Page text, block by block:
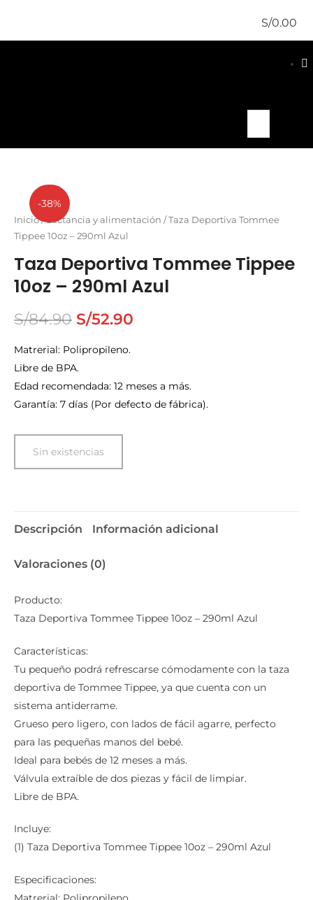
S/0.00
-38%
Inicio/Lactancia y alimentación / Taza Deportiva Tommee
Tippee 10oz – 290ml Azul
Taza Deportiva Tommee Tippee
10oz – 290ml Azul
S/84.90 S/52.90
Matrerial: Polipropileno.
Libre de BPA.
Edad recomendada: 12 meses a más.
Garantía: 7 días (Por defecto de fábrica).
Sin existencias
Descripción Información adicional
Valoraciones (0)
Producto:
Taza Deportiva Tommee Tippee 10oz – 290ml Azul
Características:
Tu pequeño podrá refrescarse cómodamente con la taza
deportiva de Tommee Tippee, ya que cuenta con un
sistema antiderrame.
Grueso pero ligero, con lados de fácil agarre, perfecto
para las pequeñas manos del bebé.
Ideal para bebés de 12 meses a más.
Válvula extraíble de dos piezas y fácil de limpiar.
Libre de BPA.
Incluye:
(1) Taza Deportiva Tommee Tippee 10oz – 290ml Azul
Especificaciones:
Matrerial: Polipropileno.